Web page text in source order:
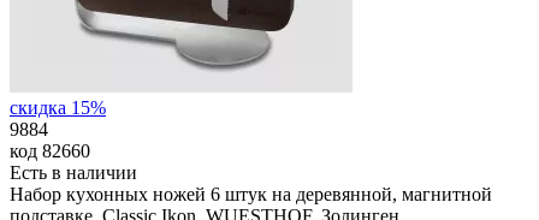
скидка 15%
9884
код 82660
Есть в наличии
Набор кухонных ножей 6 штук на деревянной, магнитной
подставке, Classic Ikon, WUESTHOF, Золинген